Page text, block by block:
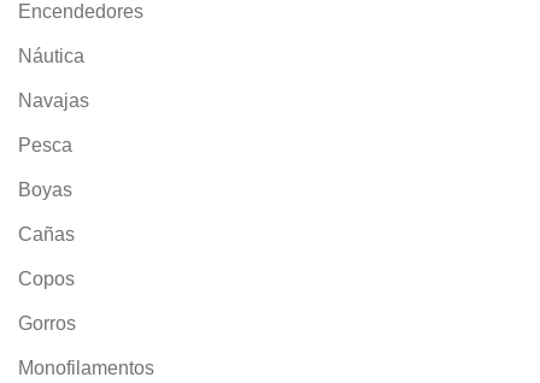
Encendedores
Náutica
Navajas
Pesca
Boyas
Cañas
Copos
Gorros
Monofilamentos